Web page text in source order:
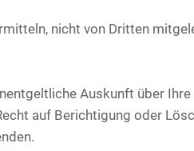
nicht von Dritten
Auskunft über
auf Berichtigung oder